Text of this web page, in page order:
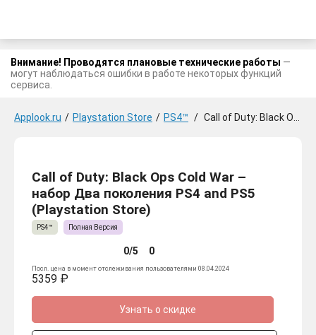
Внимание! Проводятся плановые технические работы —
могут наблюдаться ошибки в работе некоторых функций
сервиса.
Applook.ru / Playstation Store / PS4™ / Call of Duty: Black Ops Cold War - набор Два поколения PS4 and PS5
Call of Duty: Black Ops Cold War –
набор Два поколения PS4 and PS5
(Playstation Store)
PS4™ Полная Версия
0/5 0
Посл. цена в момент отслеживания пользователями 08.04.2024
5359 ₽
Узнать о скидке